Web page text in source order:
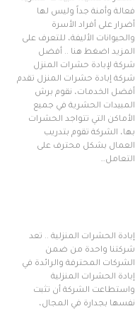
فعالة وأمنة جداً وليس لها
أضرار على أفراد الأسرة
والحيوانات الأليفة، للتعرف على
المزيد اضغط هنا .. أفضل
شركة لإبادة حشرات المنزل
شركة إبادة حشرات المنزل تقدم
أفضل الخدمات، نقوم برش
المبيدات الحشرية في جميع
الأماكن التي تتواجد الحشرات
بها، الشركة تقوم بتدريب
العمال بشكل محترف على
التعامل…
إبادة الحشرات المنزلية .. تعد
شركتنا واحدة من ضمن
الشركات المحترفة والرائدة في
إبادة الحشرات المنزلية
واستطاعت الشركة أن تثبت
نفسها بجدارة في المجال،